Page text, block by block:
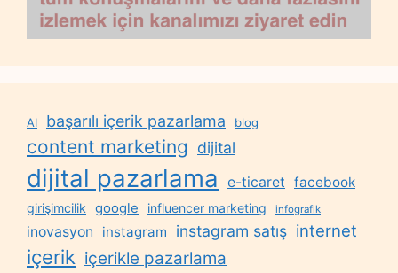
AI başarılı içerik pazarlama blog
content marketing dijital
dijital pazarlama e-ticaret facebook
girişimcilik google influencer marketing infografik
inovasyon instagram instagram satış internet
içerik içerikle pazarlama